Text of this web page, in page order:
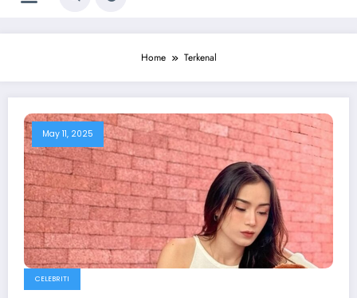
Home Terkenal
May 11, 2025
CELEBRITI